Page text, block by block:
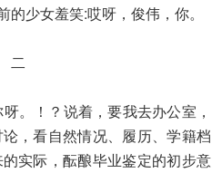
少女羞笑:哎呀，俊伟，你。
二
！？说着，要我去办公室，
，看自然情况、履历、学籍档
实际，酝酿毕业鉴定的初步意